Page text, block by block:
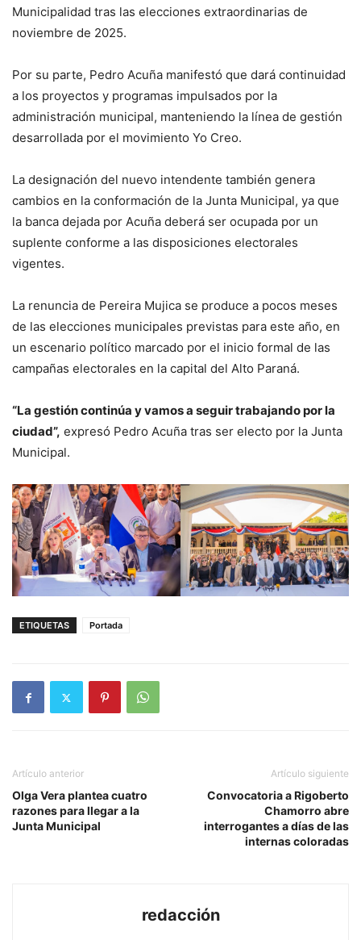
Municipalidad tras las elecciones extraordinarias de
noviembre de 2025.
Por su parte, Pedro Acuña manifestó que dará continuidad
a los proyectos y programas impulsados por la
administración municipal, manteniendo la línea de gestión
desarrollada por el movimiento Yo Creo.
La designación del nuevo intendente también genera
cambios en la conformación de la Junta Municipal, ya que
la banca dejada por Acuña deberá ser ocupada por un
suplente conforme a las disposiciones electorales
vigentes.
La renuncia de Pereira Mujica se produce a pocos meses
de las elecciones municipales previstas para este año, en
un escenario político marcado por el inicio formal de las
campañas electorales en la capital del Alto Paraná.
“La gestión continúa y vamos a seguir trabajando por la
ciudad”, expresó Pedro Acuña tras ser electo por la Junta
Municipal.
ETIQUETAS Portada
Artículo anterior
Olga Vera plantea cuatro
razones para llegar a la
Junta Municipal
Artículo siguiente
Convocatoria a Rigoberto
Chamorro abre
interrogantes a días de las
internas coloradas
redacción